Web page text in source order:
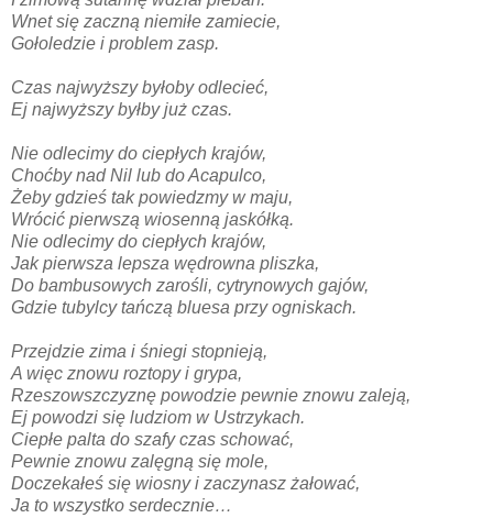
Wnet się zaczną niemiłe zamiecie,
Gołoledzie i problem zasp.
Czas najwyższy byłoby odlecieć,
Ej najwyższy byłby już czas.
Nie odlecimy do ciepłych krajów,
Choćby nad Nil lub do Acapulco,
Żeby gdzieś tak powiedzmy w maju,
Wrócić pierwszą wiosenną jaskółką.
Nie odlecimy do ciepłych krajów,
Jak pierwsza lepsza wędrowna pliszka,
Do bambusowych zarośli, cytrynowych gajów,
Gdzie tubylcy tańczą bluesa przy ogniskach.
Przejdzie zima i śniegi stopnieją,
A więc znowu roztopy i grypa,
Rzeszowszczyznę powodzie pewnie znowu zaleją,
Ej powodzi się ludziom w Ustrzykach.
Ciepłe palta do szafy czas schować,
Pewnie znowu zalęgną się mole,
Doczekałeś się wiosnyi zaczynasz żałować,
Ja to wszystko serdecznie…